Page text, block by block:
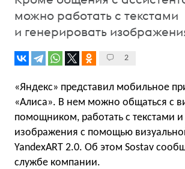
можно работать с текстами
и генерировать
2
«Яндекс» представил мобильное
«Алиса». В нем можно общаться с
помощником, работать с текстами и
изображения с помощью
YandexART 2.0. Об этом Sostav
службе компании.